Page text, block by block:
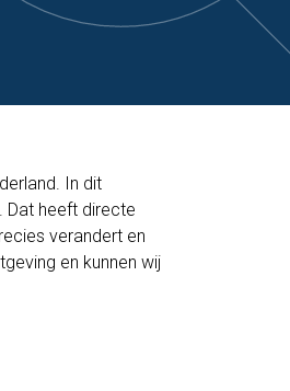
In dit
Dat heeft directe
verandert en
en kunnen wij